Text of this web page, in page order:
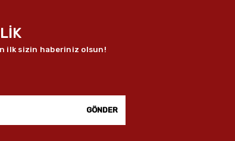
ilk sizin haberiniz olsun!
GÖNDER